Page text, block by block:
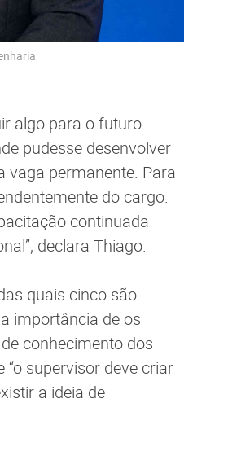
algo para o futuro.
pudesse desenvolver
vaga permanente. Para
do cargo.
continuada
declara Thiago.
quais cinco são
importância de os
conhecimento dos
supervisor deve criar
a ideia de